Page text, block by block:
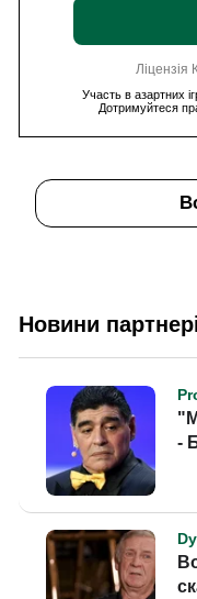
Ліцензія
Участь в азартних
Дотримуйтеся